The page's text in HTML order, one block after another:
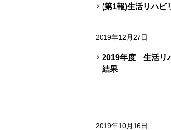
(第1報)生活リハビ
2019年12月27日
2019年度 生活リ
結果
2019年10月16日